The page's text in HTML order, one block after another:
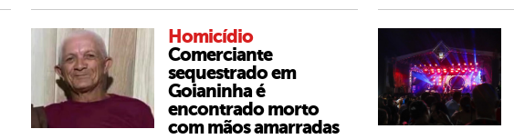
Homicídio
Comerciante
sequestrado em
Goianinha é
encontrado morto
com mãos amarradas